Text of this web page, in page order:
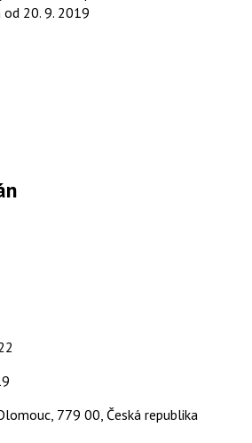
od 20. 9. 2019
779 00, Česká republika